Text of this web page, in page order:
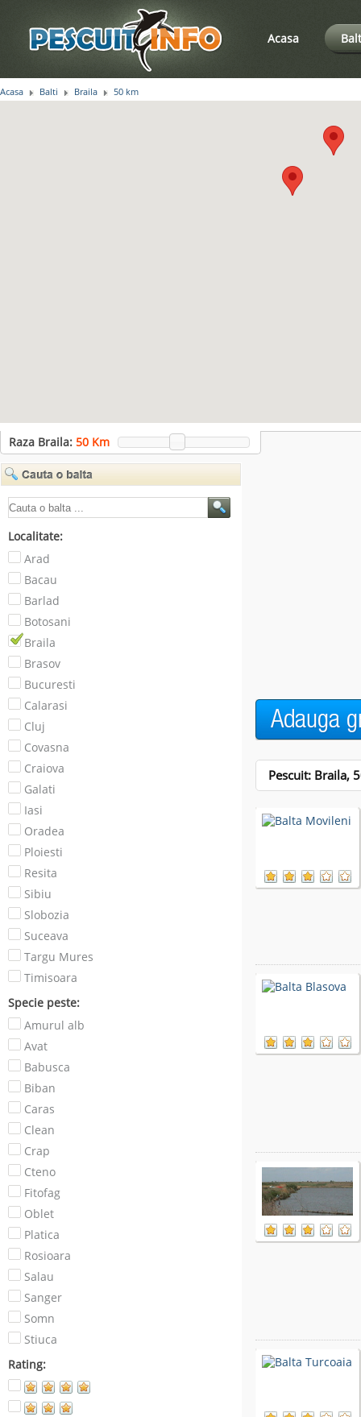
Acasa
Acasa Balti Braila 50 km
Raza Braila: 50 Km
Localitate:
Arad
Bacau
Barlad
Botosani
Braila
Brasov
Bucuresti
Calarasi
Cluj
Covasna
Craiova
Galati
Iasi
Oradea
Ploiesti
Resita
Sibiu
Slobozia
Suceava
Targu Mures
Timisoara
Specie peste:
Amurul alb
Avat
Babusca
Biban
Caras
Clean
Crap
Cteno
Fitofag
Oblet
Platica
Rosioara
Salau
Sanger
Somn
Stiuca
Rating:
Pescuit: Braila,